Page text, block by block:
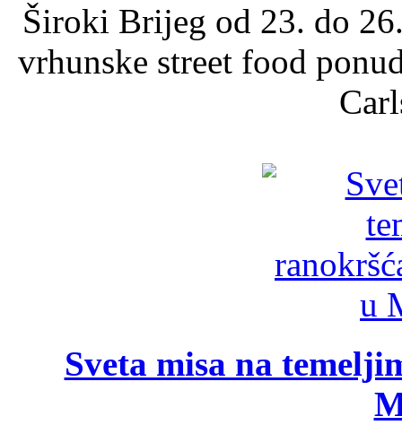
Široki Brijeg od 23. do
vrhunske street food
Sveta misa na